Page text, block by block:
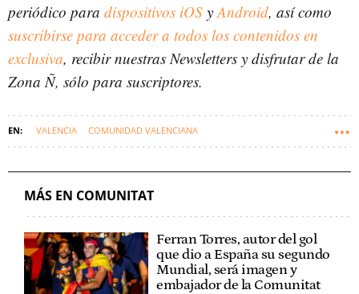
periódico para dispositivos iOS y Android, así como
suscribirse para acceder a todos los contenidos en
exclusiva, recibir nuestras Newsletters y disfrutar de la
Zona Ñ, sólo para suscriptores.
VALENCIA COMUNIDAD VALENCIANA
MÁS EN COMUNITAT
Ferran Torres, autor del gol
que dio a España su segundo
Mundial, será imagen y
embajador de la Comunitat